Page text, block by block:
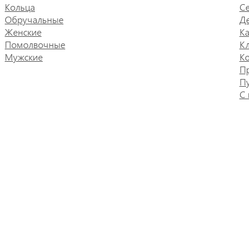
Кольца
Обручальные
Женские
Помолвочные
Мужские
С